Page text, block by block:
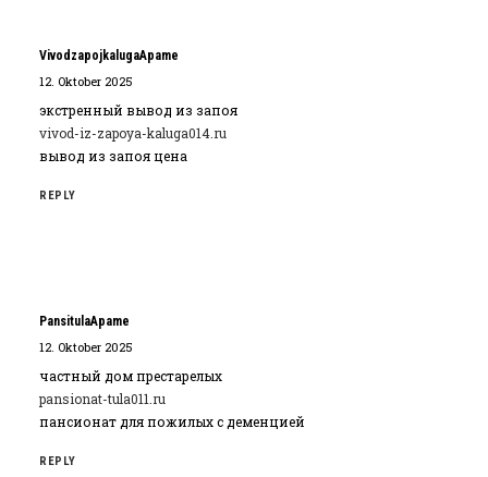
VivodzapojkalugaApame
12. Oktober 2025
экстренный вывод из запоя
vivod-iz-zapoya-kaluga014.ru
вывод из запоя цена
REPLY
PansitulaApame
12. Oktober 2025
частный дом престарелых
pansionat-tula011.ru
пансионат для пожилых с деменцией
REPLY